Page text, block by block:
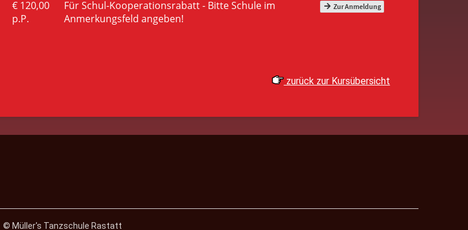
zurück zur Kursübersicht
© Müller's Tanzschule Rastatt